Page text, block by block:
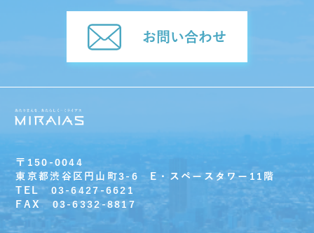
お問い合わせ
〒150-0044
東京都渋谷区円山町3-6 E・スペースタワー11階
TEL 03-6427-6621
FAX 03-6332-8817